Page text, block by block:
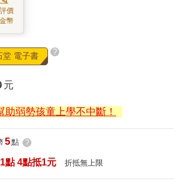
價
幣
堂 電子書 ?
元
弱勢孩童上學不中斷！
5點 ?
點 4點抵1元 折抵無上限